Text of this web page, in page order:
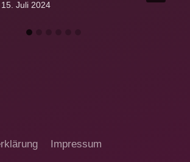
15. Juli 2024
Impressum